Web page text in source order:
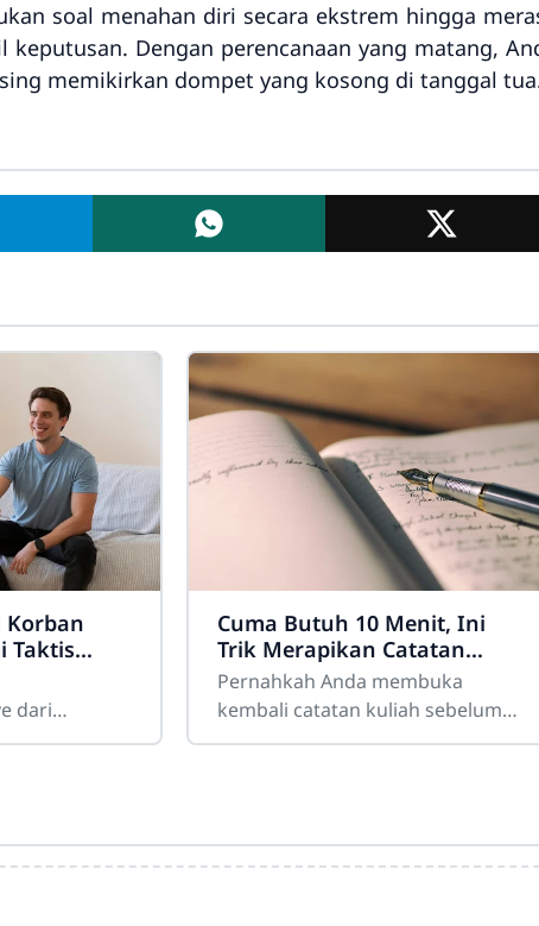
soal menahan diri secara ekstrem hingga
Dengan perencanaan yang matang,
memikirkan dompet yang kosong di tanggal
Korban
Taktis
Karakter
dari
menjalani
Cuma Butuh 10 Menit, Ini
Trik Merapikan Catatan
Kuliah Agar Mudah Diingat
Pernahkah Anda membuka
kembali catatan kuliah sebelum
ujian, lalu mendapati tulisan Anda